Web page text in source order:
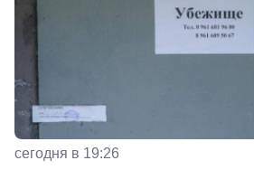
сегодня в 19:26